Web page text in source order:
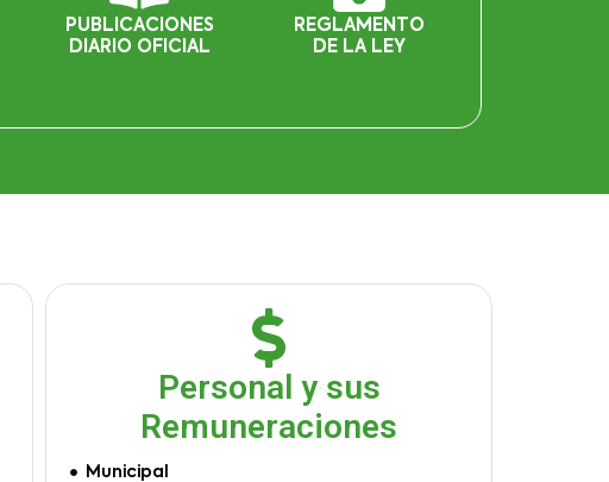
PUBLICACIONES
DIARIO OFICIAL
REGLAMENTO
DE LA LEY
Personal y sus
Remuneraciones
Municipal